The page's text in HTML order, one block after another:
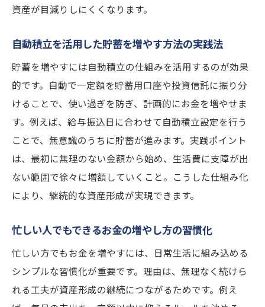
資産が目減りしにくくなります。
自動積立を活用した貯蓄を増やす方法の実践法
貯蓄を増やすには自動積立の仕組みを活用するのが効果
的です。自動で一定額を貯蓄用口座や投資信託に振り分
けることで、使い過ぎを防ぎ、計画的にお金を増やせま
す。例えば、給与振込日に合わせて自動積立設定を行う
ことで、無意識のうちに貯蓄が進みます。実践ポイント
は、最初に無理のない金額から始め、生活費に支障が出
ない範囲で徐々に増額していくこと。こうした仕組み化
により、継続的な資産形成が実現できます。
忙しい人でもできるお金の増やし方の習慣化
忙しい方でもお金を増やすには、日常生活に組み込める
シンプルな習慣化が重要です。理由は、無理なく続けら
れる工夫が資産形成の継続につながるためです。例え